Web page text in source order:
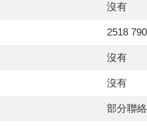
沒有
2518
沒有
沒有
部分聯